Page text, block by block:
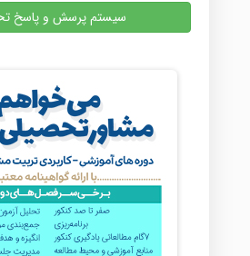
سیستم پرسش و پاسخ